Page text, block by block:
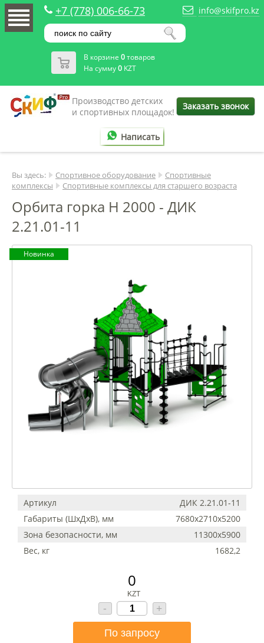
+7 (778) 006-66-73 info@skifpro.kz
В корзине 0товаров
На сумму0 KZT
Производство детских
и спортивных площадок!
Заказать звонок
Написать
Вы здесь: Спортивное оборудование
Спортивные
комплексы
Спортивные комплексы для старшего возраста
Орбита горка Н 2000 - ДИК
2.21.01-11
Новинка
Артикул
ДИК 2.21.01-11
Габариты (ШхДхВ), мм
7680х2710х5200
Зона безопасности, мм
11300х5900
Вес, кг
1682,2
0
KZT
- +